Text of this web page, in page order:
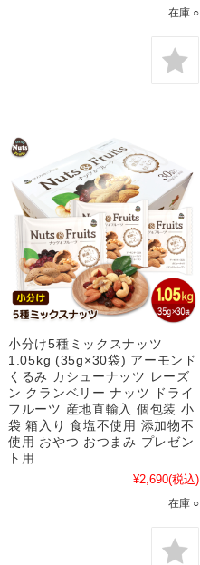
在庫 ○
小分け5種ミックスナッツ
1.05kg (35g×30袋) アーモンド
くるみ カシューナッツ レーズ
ン クランベリー ナッツ ドライ
フルーツ 産地直輸入 個包装 小
袋 箱入り 食塩不使用 添加物不
使用 おやつ おつまみ プレゼン
ト用
¥2,690(税込)
在庫 ○